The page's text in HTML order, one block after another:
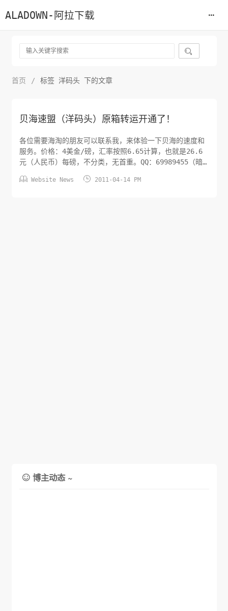
ALADOWN-阿拉下载

首页 / 标签 洋码头 下的文章
贝海速盟（洋码头）原箱转运开通了！
各位需要海淘的朋友可以联系我，来体验一下贝海的速度和
服务。价格：4美金/磅，汇率按照6.65计算，也就是26.6
元（人民币）每磅，不分类，无首重。QQ：69989455（暗
 Website News  2011-04-14 PM
 博主动态 ~